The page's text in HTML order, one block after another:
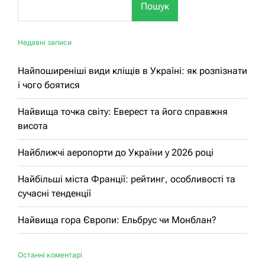
Пошук
Недавні записи
Найпоширеніші види кліщів в Україні: як розпізнати
і чого боятися
Найвища точка світу: Еверест та його справжня
висота
Найближчі аеропорти до України у 2026 році
Найбільші міста Франції: рейтинг, особливості та
сучасні тенденції
Найвища гора Європи: Ельбрус чи Монблан?
Останні коментарі